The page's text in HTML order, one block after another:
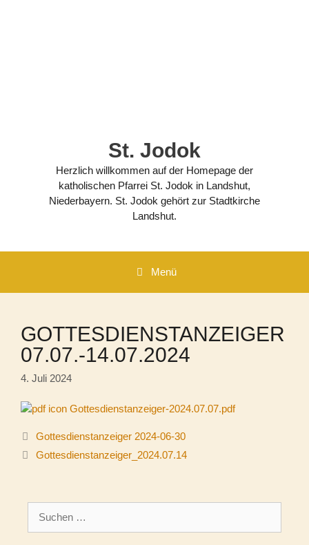
St. Jodok
Herzlich willkommen auf der Homepage der
katholischen Pfarrei St. Jodok in Landshut,
Niederbayern. St. Jodok gehört zur Stadtkirche
Landshut.
Menü
GOTTESDIENSTANZEIGER
07.07.-14.07.2024
4. Juli 2024
Gottesdienstanzeiger-2024.07.07.pdf
Gottesdienstanzeiger 2024-06-30
Gottesdienstanzeiger_2024.07.14
nach: